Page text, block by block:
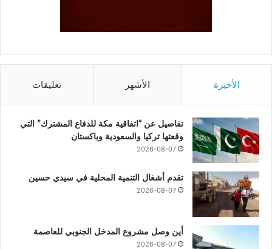
الأخيرة الأشهر تعليقات
تفاصيل عن “اتفاقية مكة للدفاع المشترك” التي
وقعتها تركيا والسعودية وباكستان
2026-08-07
تقدم أشغال التنمية المحلية في سيدي حسين
2026-08-07
أين وصل مشروع المدخل الجنوبي للعاصمة
2026-08-07